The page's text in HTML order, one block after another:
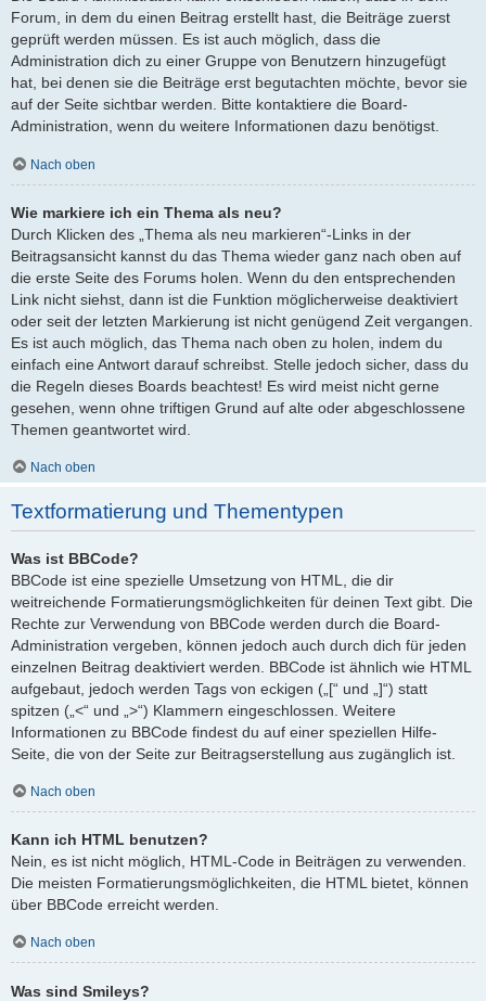
Forum, in dem du einen Beitrag erstellt hast, die Beiträge zuerst
geprüft werden müssen. Es ist auch möglich, dass die
Administration dich zu einer Gruppe von Benutzern hinzugefügt
hat, bei denen sie die Beiträge erst begutachten möchte, bevor sie
auf der Seite sichtbar werden. Bitte kontaktiere die Board-
Administration, wenn du weitere Informationen dazu benötigst.
Nach oben
Wie markiere ich ein Thema als neu?
Durch Klicken des „Thema als neu markieren“-Links in der
Beitragsansicht kannst du das Thema wieder ganz nach oben auf
die erste Seite des Forums holen. Wenn du den entsprechenden
Link nicht siehst, dann ist die Funktion möglicherweise deaktiviert
oder seit der letzten Markierung ist nicht genügend Zeit vergangen.
Es ist auch möglich, das Thema nach oben zu holen, indem du
einfach eine Antwort darauf schreibst. Stelle jedoch sicher, dass du
die Regeln dieses Boards beachtest! Es wird meist nicht gerne
gesehen, wenn ohne triftigen Grund auf alte oder abgeschlossene
Themen geantwortet wird.
Nach oben
Textformatierung und Thementypen
Was ist BBCode?
BBCode ist eine spezielle Umsetzung von HTML, die dir
weitreichende Formatierungsmöglichkeiten für deinen Text gibt. Die
Rechte zur Verwendung von BBCode werden durch die Board-
Administration vergeben, können jedoch auch durch dich für jeden
einzelnen Beitrag deaktiviert werden. BBCode ist ähnlich wie HTML
aufgebaut, jedoch werden Tags von eckigen („[“ und „]“) statt
spitzen („<“ und „>“) Klammern eingeschlossen. Weitere
Informationen zu BBCode findest du auf einer speziellen Hilfe-
Seite, die von der Seite zur Beitragserstellung aus zugänglich ist.
Nach oben
Kann ich HTML benutzen?
Nein, es ist nicht möglich, HTML-Code in Beiträgen zu verwenden.
Die meisten Formatierungsmöglichkeiten, die HTML bietet, können
über BBCode erreicht werden.
Nach oben
Was sind Smileys?